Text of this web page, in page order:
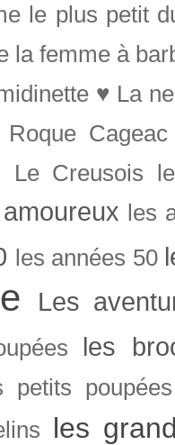
le plus petit
la femme à
♥ La
Roque Cageac
Le Creusois
les
les années 50
Les
les
les